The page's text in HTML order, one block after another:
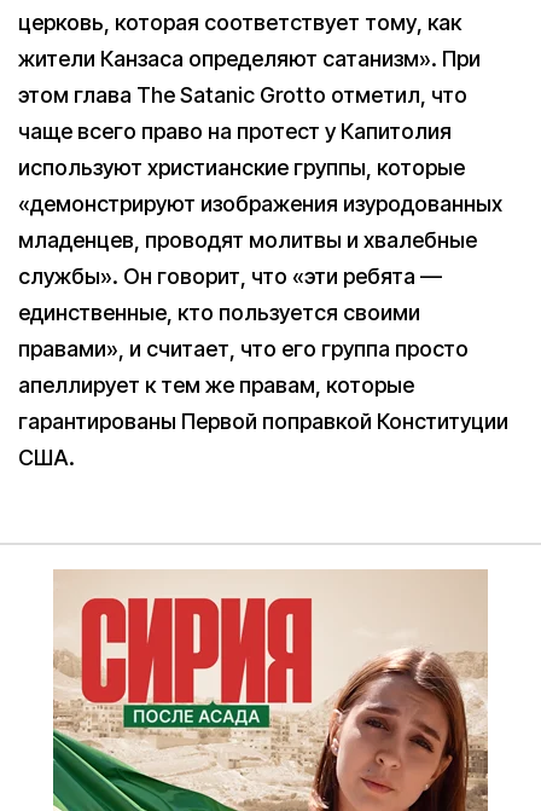
церковь, которая соответствует тому, как
жители Канзаса определяют сатанизм». При
этом глава The Satanic Grotto отметил, что
чаще всего право на протест у Капитолия
используют христианские группы, которые
«демонстрируют изображения изуродованных
младенцев, проводят молитвы и хвалебные
службы». Он говорит, что «эти ребята —
единственные, кто пользуется своими
правами», и считает, что его группа просто
апеллирует к тем же правам, которые
гарантированы Первой поправкой Конституции
США.